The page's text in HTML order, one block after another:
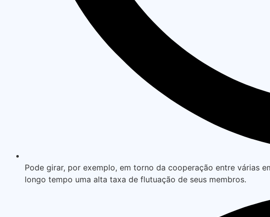
Pode girar, por exemplo, em torno da cooperação entre várias
longo tempo uma alta taxa de flutuação de seus membros.